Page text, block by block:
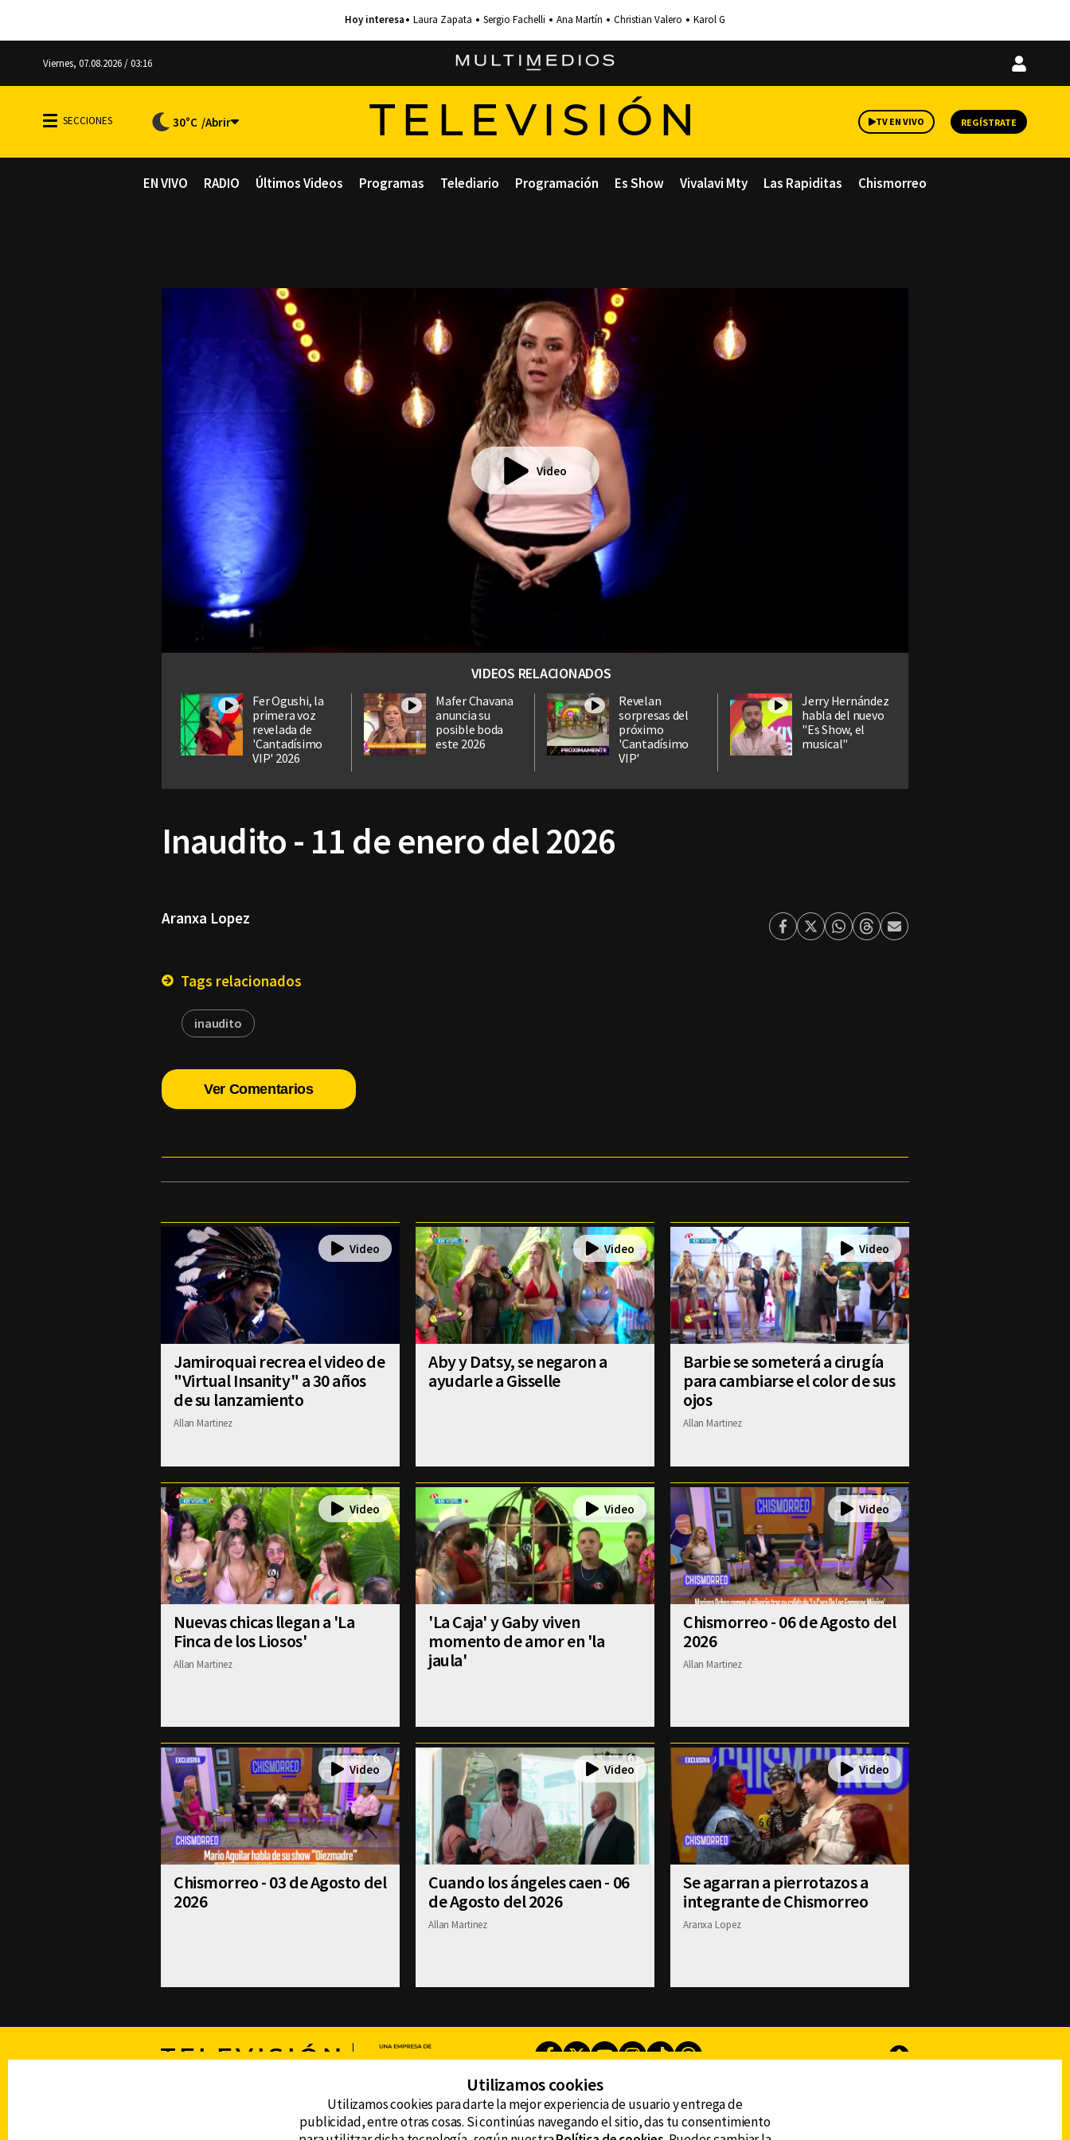
Laura Zapata Sergio Fachelli Ana Martín Christian Valero Karol G
Viernes, 07.08.2026 / 03:16
Iniciar
30°C TELEVISIÓN TV EN VIVO REGÍSTRATE
EN VIVO RADIO Últimos Videos Programas Telediario Programación Es Show Vivalavi Mty Las Rapiditas Chismorreo
Video
VIDEOS RELACIONADOS
Fer Ogushi, la
primera voz
revelada de
'Cantadísimo
VIP' 2026
Mafer Chavana
anuncia su
posible boda
este 2026
Revelan
sorpresas del
próximo
'Cantadísimo
VIP'
Jerry Hernández
habla del nuevo
"Es Show, el
musical"
Inaudito - 11 de enero del 2026
Aranxa Lopez
Facebook
TwitterWhatsapp
ThreadsEnviar
Tags relacionados
inaudito
Ver Comentarios
Jamiroquai recrea el video de
"Virtual Insanity" a 30 años
de su lanzamiento
Allan Martinez
Aby y Datsy, se negaron a
ayudarle a Gisselle
Barbie se someterá a cirugía
para cambiarse el color de sus
ojos
Allan Martinez
Nuevas chicas llegan a 'La
Finca de los Liosos'
Allan Martinez
'La Caja' y Gaby viven
momento de amor en 'la
jaula'
Chismorreo - 06 de Agosto del
2026
Allan Martinez
Chismorreo - 03 de Agosto del
2026
Cuando los ángeles caen - 06
de Agosto del 2026
Allan Martinez
Se agarran a pierrotazos a
integrante de Chismorreo
Aranxa Lopez
TELEVISIÓN Facebook
TwitterYoutubeInstagram
TikTokThreads Subir
DERECHOS RESERVADOS © CANAL 6 2026
Prohibida la reproducción total o parcial, incluyendo
CONTACTO
AVISO DE PRIVACIDAD
Utilizamos cookies
Utilizamos cookies para darte la mejor experiencia de usuario y entrega de
publicidad, entre otras cosas. Si continúas navegando el sitio, das tu consentimiento